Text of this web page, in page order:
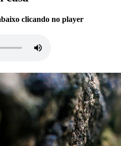
clicando no player